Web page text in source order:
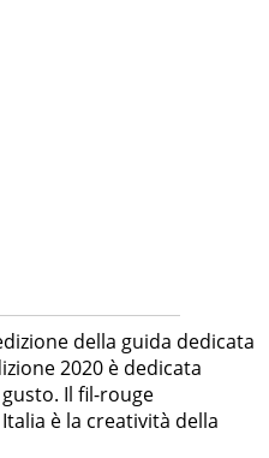
della guida dedicata
2020 è dedicata
gusto. Il fil-rouge
è la creatività della